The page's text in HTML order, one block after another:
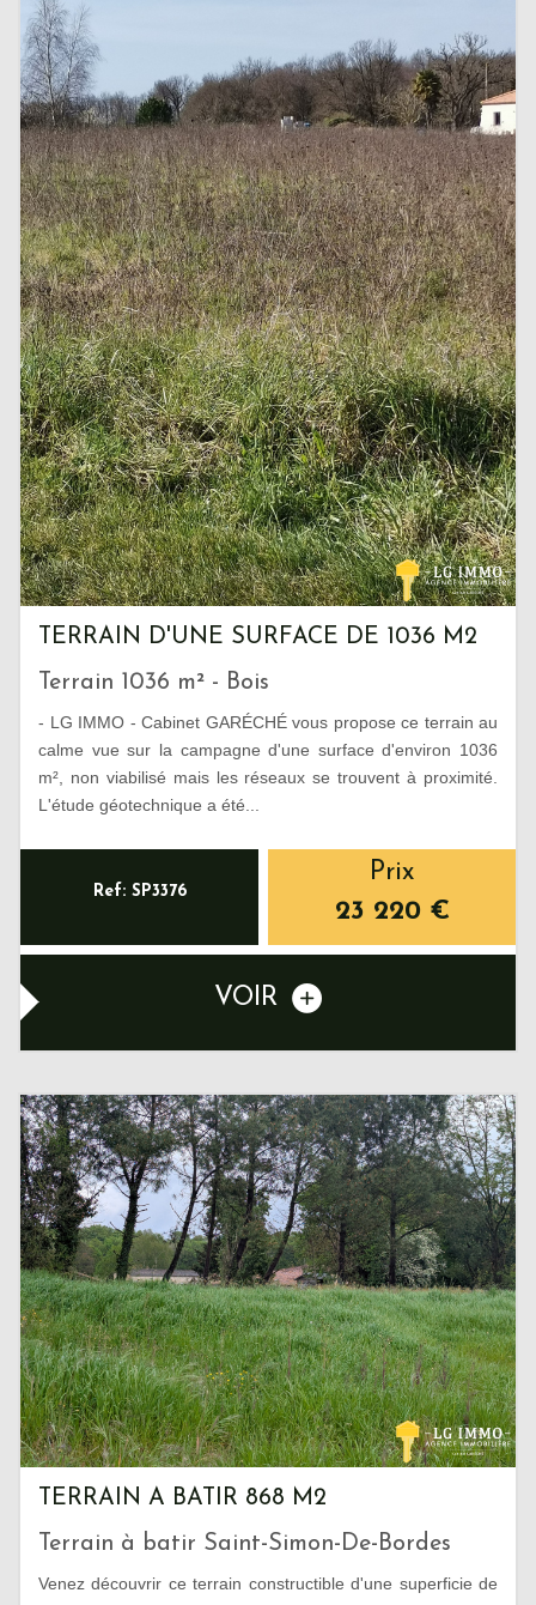
TERRAIN D'UNE SURFACE DE 1036 M2
Terrain 1036 m² - Bois
- LG IMMO - Cabinet GARÉCHÉ vous propose ce terrain au
calme vue sur la campagne d'une surface d'environ 1036
m², non viabilisé mais les réseaux se trouvent à proximité.
L'étude géotechnique a été...
Ref: SP3376
Prix
23 220 €
VOIR
TERRAIN A BATIR 868 M2
Terrain à batir Saint-Simon-De-Bordes
Venez découvrir ce terrain constructible d'une superficie de